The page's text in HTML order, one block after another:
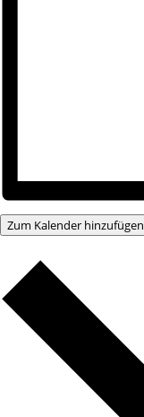
Zum Kalender hinzufügen